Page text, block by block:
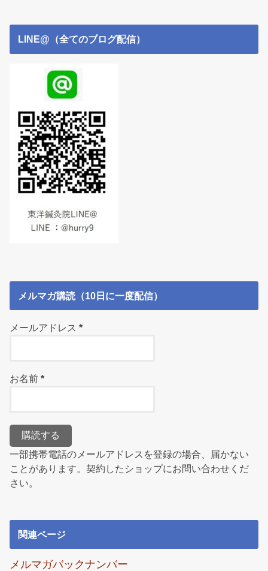
LINE@（全てのブログ配信）
メルマガ購読（10日に一度配信）
メールアドレス*
お名前*
一部携帯電話のメールアドレスを登録の場合、届かない
ことがあります。契約したショップにお問い合わせくだ
さい。
関連ページ
メルマガバックナンバー